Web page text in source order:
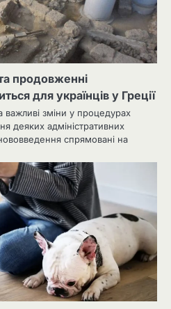
продовженні
для українців у Греції
важливі зміни у процедурах
деяких адміністративних
спрямовані на